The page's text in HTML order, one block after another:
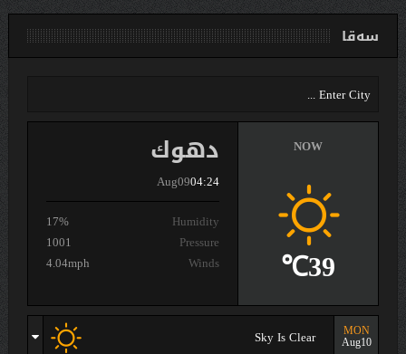
سەقا
دهوك
Aug0904:24
Humidity
17%
Pressure
1001
Winds
4.04mph
NOW
39℃
MON
Aug10
Sky Is Clear